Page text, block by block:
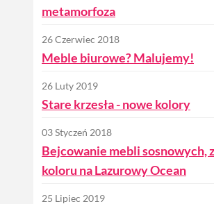
metamorfoza
26 Czerwiec 2018
Meble biurowe? Malujemy!
26 Luty 2019
Stare krzesła - nowe kolory
03 Styczeń 2018
Bejcowanie mebli sosnowych,
koloru na Lazurowy Ocean
25 Lipiec 2019